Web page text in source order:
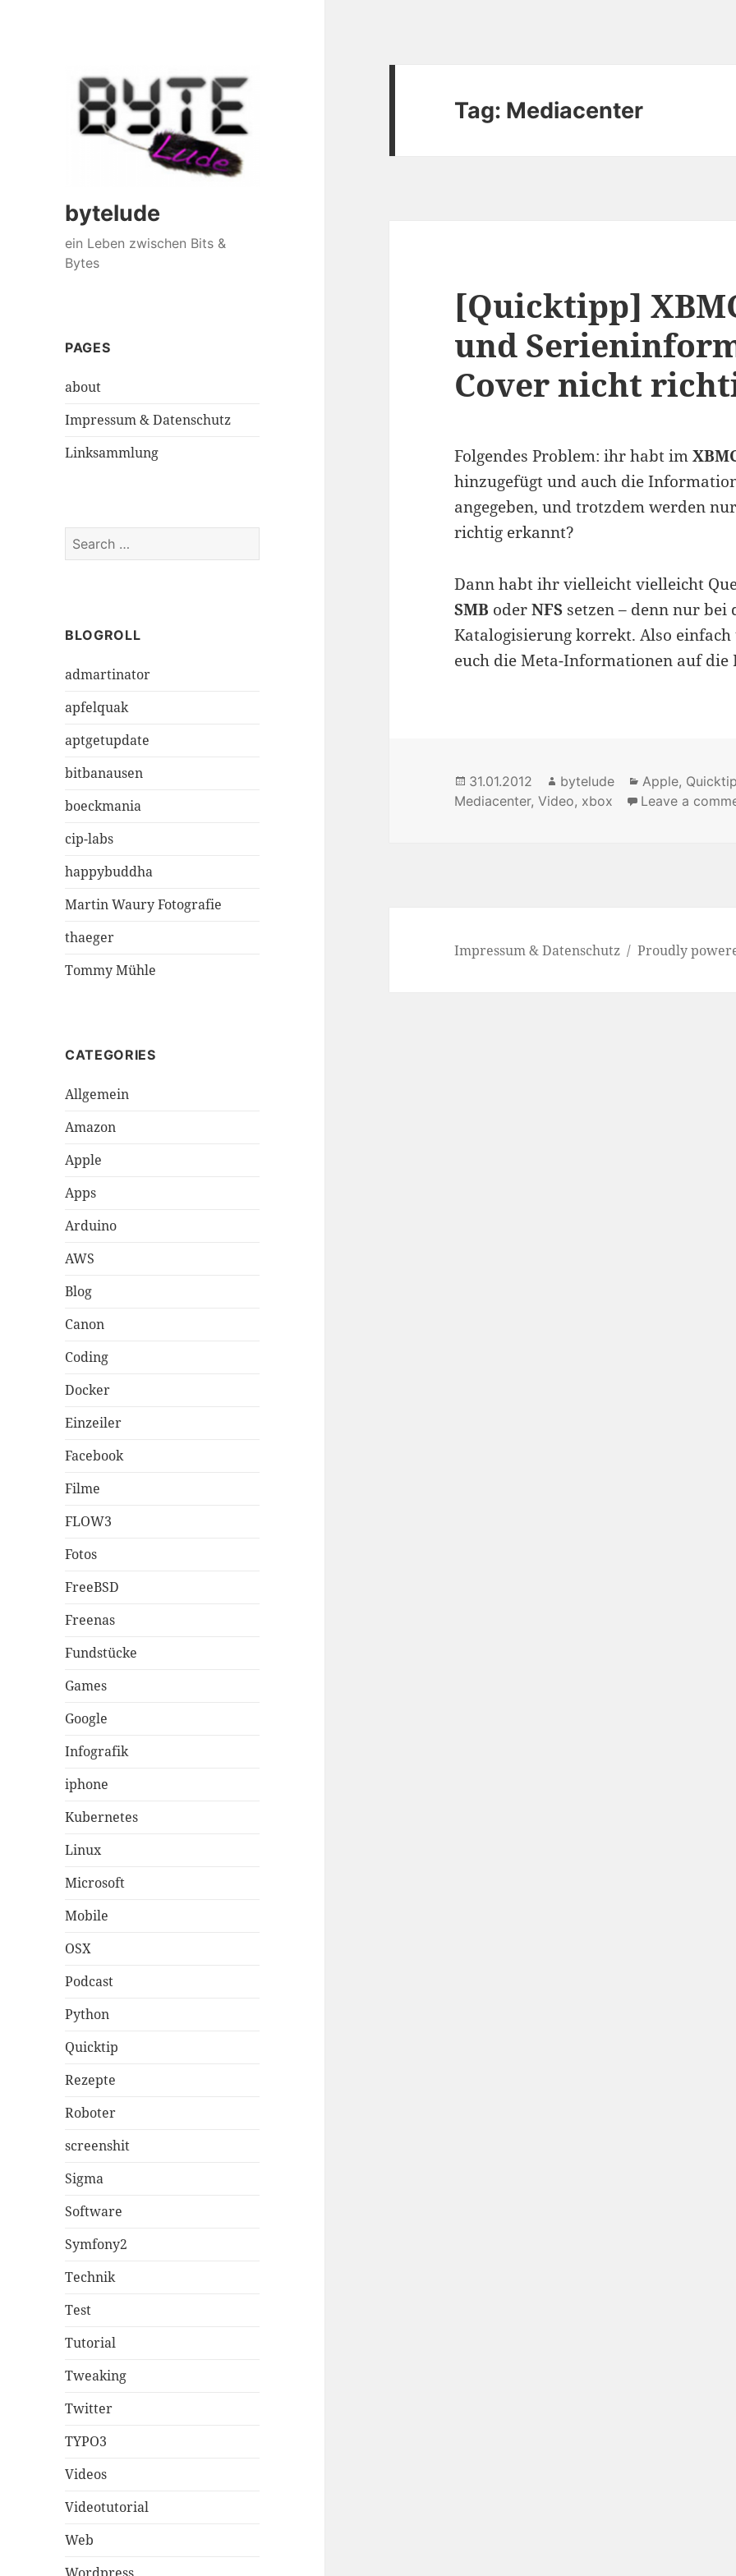
bytelude
ein Leben zwischen Bits &
Bytes
PAGES
about
Impressum & Datenschutz
Linksammlung
e
h
o
:
BLOGROLL
admartinator
apfelquak
aptgetupdate
bitbanausen
boeckmania
cip-labs
happybuddha
Martin Waury Fotografie
thaeger
Tommy Mühle
CATEGORIES
Allgemein
Amazon
Apple
Apps
Arduino
AWS
Blog
Canon
Coding
Docker
Einzeiler
Facebook
Filme
FLOW3
Fotos
FreeBSD
Freenas
Fundstücke
Games
Google
Infografik
iphone
Kubernetes
Linux
Microsoft
Mobile
OSX
Podcast
Python
Quicktip
Rezepte
Roboter
screenshit
Sigma
Software
Symfony2
Technik
Test
Tutorial
Tweaking
Twitter
TYPO3
Videos
Videotutorial
Web
Tag: Mediacenter
[Quicktipp]
und
Cover nicht
Folgendes Problem: ihr habt im
hinzugefügt und auch die
angegeben, und trotzdem werden
richtig erkannt?
Dann habt ihr vielleicht vielleicht
SMB oderNFS setzen – denn nur
Katalogisierung korrekt. Also
euch die Meta-Informationen auf die
Posted
on
31.01.2012 Author
bytelude Categories
Apple, Quicktip
Mediacenter,Video, xbox Leave a
Impressum & Datenschutz Proudly